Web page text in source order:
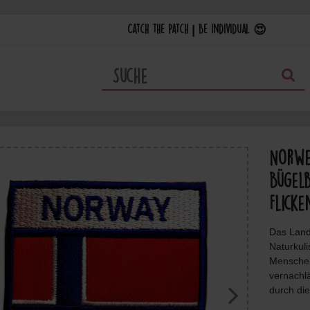
Catch the Patch | Be individual 😍
Das
durch